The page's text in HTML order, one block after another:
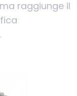
raggiunge il